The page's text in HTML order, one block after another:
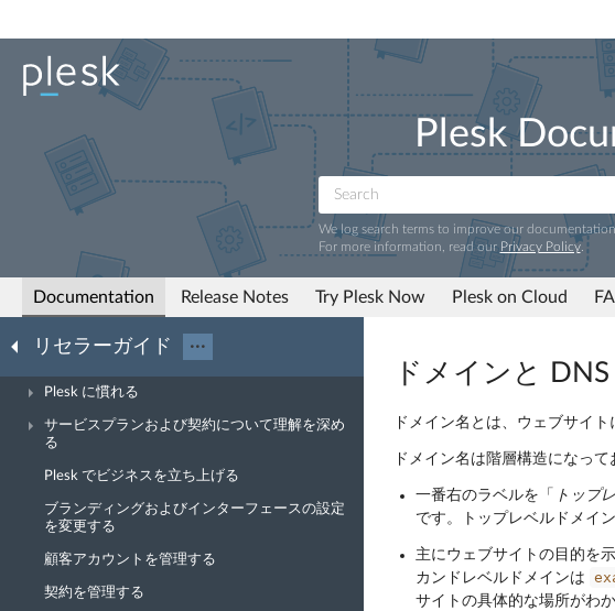
Plesk
We log search terms to improve our
For more information, read our Privacy Policy.
Documentation Release Notes Try Plesk Now Plesk on Cloud
リセラーガイド ···
Plesk に慣れる
サービスプランおよび契約について理解を深め
る
Plesk でビジネスを立ち上げる
ブランディングおよびインターフェースの設定
を変更する
顧客アカウントを管理する
契約を管理する
ドメインと DNS
ドメイン名とは、ウェブサイ
ドメイン名は階層構造になっ
一番右のラベルを「 トップ
です。トップレベルドメイ
主にウェブサイトの目的を
カンドレベルドメインは
サイトの具体的な場所がわか